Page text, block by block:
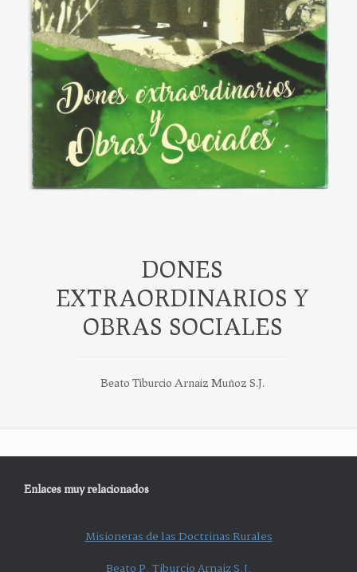
DONES
EXTRAORDINARIOS Y
OBRAS SOCIALES
Beato Tiburcio Arnaiz Muñoz S.J.
Enlaces muy relacionados
Misioneras de las Doctrinas Rurales